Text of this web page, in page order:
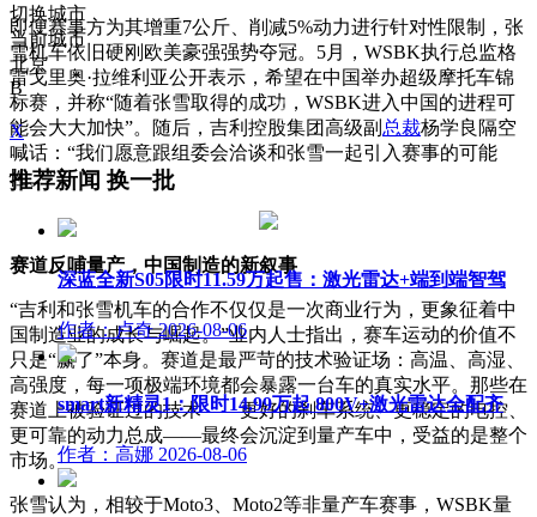
即便赛事方为其增重7公斤、削减5%动力进行针对性限制，张
雪机车依旧硬刚欧美豪强强势夺冠。5月，WSBK执行总监格
雷戈里奥·拉维利亚公开表示，希望在中国举办超级摩托车锦
标赛，并称“随着张雪取得的成功，WSBK进入中国的进程可
能会大大加快”。随后，吉利控股集团高级副 总裁杨学良隔空
喊话：“我们愿意跟组委会洽谈和张雪一起引入赛事的可能
性。”
赛道反哺量产，中国制造的新叙事
“吉利和张雪机车的合作不仅仅是一次商业行为，更象征着中
国制造业的成长与崛起。”业内人士指出，赛车运动的价值不
只是“赢了”本身。赛道是最严苛的技术验证场：高温、高湿、
高强度，每一项极端环境都会暴露一台车的真实水平。那些在
赛道上被验证过的技术——更好的刹车系统、更稳定的电控、
更可靠的动力总成——最终会沉淀到量产车中，受益的是整个
市场。
张雪认为，相较于Moto3、Moto2等非量产车赛事，WSBK量
切换城市
当前城市
北京
B
X
推荐新闻 换一批
深蓝全新S05限时11.59万起售：激光雷达+端到端智驾
作者：卢奇 2026-08-06
smart新精灵1：限时14.99万起 800V+激光雷达全配齐
作者：高娜 2026-08-06